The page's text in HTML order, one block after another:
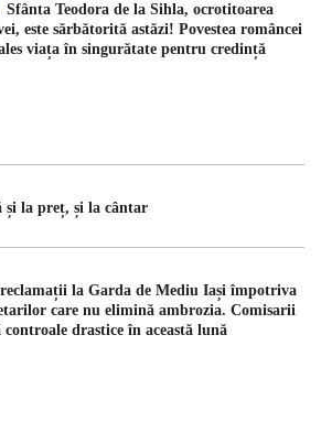
Sfânta Teodora de la Sihla, ocrotitoarea
este sărbătorită astăzi! Povestea româncei
viața în singurătate pentru credință
și la preț, și la cântar
la Garda de Mediu Iași împotriva
care nu elimină ambrozia. Comisarii
controale drastice în această lună